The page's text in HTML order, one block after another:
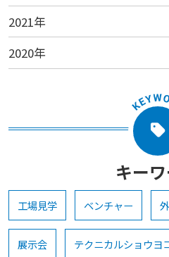
2021年
2020年
キー
工場見学 ベンチャー
展示会 テクニカルショウヨ